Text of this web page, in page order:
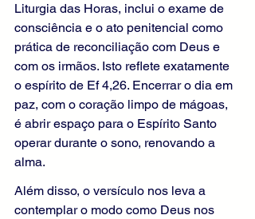
Liturgia das Horas, inclui o exame de
consciência e o ato penitencial como
prática de reconciliação com Deus e
com os irmãos. Isto reflete exatamente
o espírito de Ef 4,26. Encerrar o dia em
paz, com o coração limpo de mágoas,
é abrir espaço para o Espírito Santo
operar durante o sono, renovando a
alma.
Além disso, o versículo nos leva a
contemplar o modo como Deus nos